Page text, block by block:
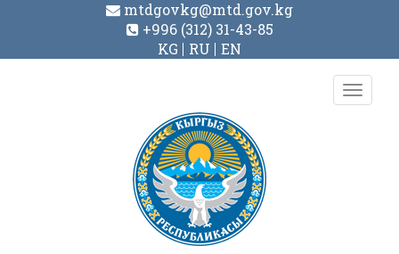
mtdgovkg@mtd.gov.kg
+996 (312) 31-43-85
KG
RU EN
Toggle